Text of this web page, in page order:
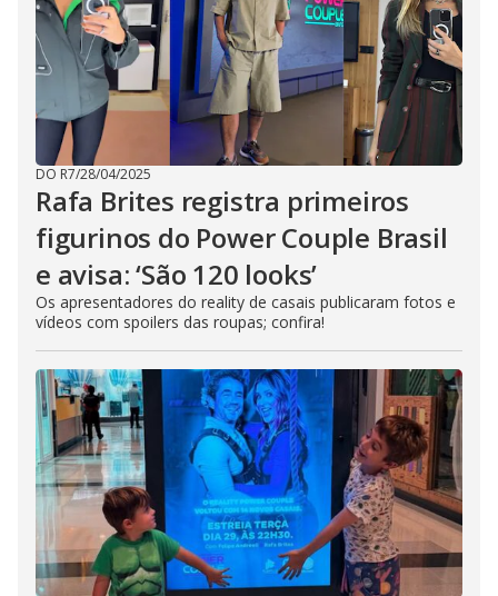
DO R7/28/04/2025
Rafa Brites registra primeiros
figurinos do Power Couple Brasil
e avisa: ‘São 120 looks’
Os apresentadores do reality de casais publicaram fotos e
vídeos com spoilers das roupas; confira!